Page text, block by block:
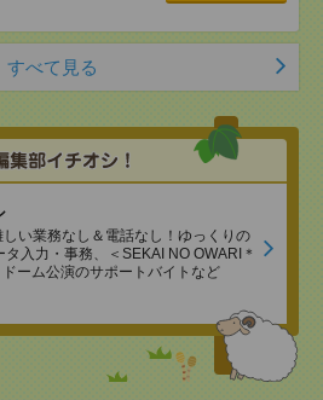
すべて見る
しい業務なし＆電話なし！ゆっくりの
入力・事務、＜SEKAI NO OWARI＊
ーム公演のサポートバイトなど